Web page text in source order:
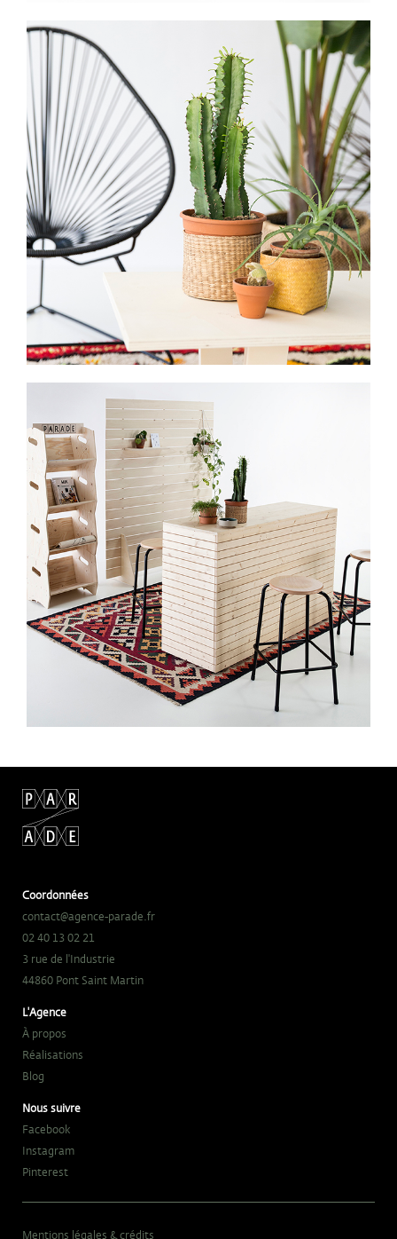
Coordonnées
contact@agence-parade.fr
02 40 13 02 21
3 rue de l'Industrie
44860 Pont Saint Martin
L'Agence
À propos
Réalisations
Blog
Nous suivre
Facebook
Instagram
Pinterest
Mentions légales & crédits